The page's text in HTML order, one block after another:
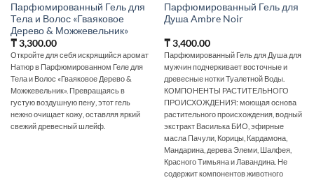
Парфюмированный Гель для
Тела и Волос «Гваяковое
Дерево & Можжевельник»
₸3,300.00
Откройте для себя искрящийся аромат
Натюр в Парфюмированном Геле для
Тела и Волос «Гваяковое Дерево &
Можжевельник». Превращаясь в
густую воздушную пену, этот гель
нежно очищает кожу, оставляя яркий
свежий древесный шлейф.
Парфюмированный Гель для
Душа Ambre Noir
₸3,400.00
Парфюмированный Гель для Душа для
мужчин подчеркивает восточные и
древесные нотки Туалетной Воды.
КОМПОНЕНТЫ РАСТИТЕЛЬНОГО
ПРОИСХОЖДЕНИЯ: моющая основа
растительного происхождения, водный
экстракт Василька БИО, эфирные
масла Пачули, Корицы, Кардамона,
Мандарина, дерева Элеми, Шалфея,
Красного Тимьяна и Лавандина. Не
содержит компонентов животного